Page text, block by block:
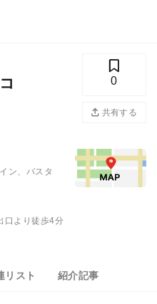
0
共有する
ン、パスタ
口より徒歩4分
リスト 紹介記事